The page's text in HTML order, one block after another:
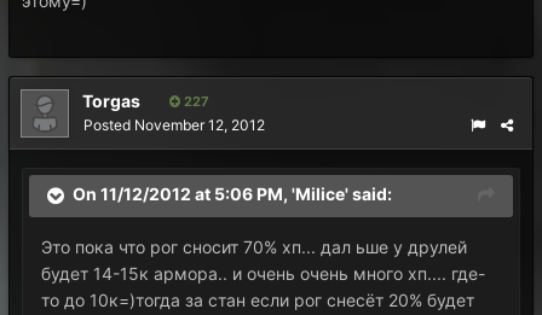
Torgas 227
Posted November 12, 2012
On 11/12/2012 at 5:06 PM, 'Milice' said:
Это пока что рог сносит 70% хп... дал ьше у друлей
будет 14-15к армора.. и очень очень много хп.... где-
то до 10к=)тогда за стан если рог снесёт 20% будет